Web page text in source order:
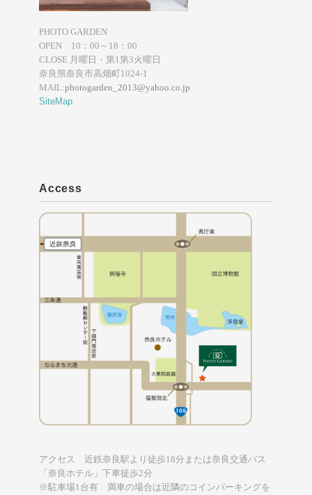
PHOTO GARDEN
OPEN 10：00～18：00
CLOSE 月曜日・第1第3火曜日
奈良県奈良市高畑町1024-1
MAIL:photogarden_2013@yahoo.co.jp
SiteMap
Access
アクセス 近鉄奈良駅より徒歩18分または奈良交通バス
「奈良ホテル」下車徒歩2分
※駐車場1台有 満車の場合は近隣のコインパーキングを